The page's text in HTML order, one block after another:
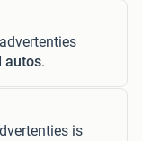
autos.
is